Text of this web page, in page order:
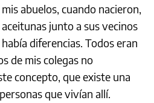
abuelos, cuando nacieron,
junto a sus vecinos
diferencias. Todos eran
de mis colegas no
concepto, que existe una
que vivían allí.